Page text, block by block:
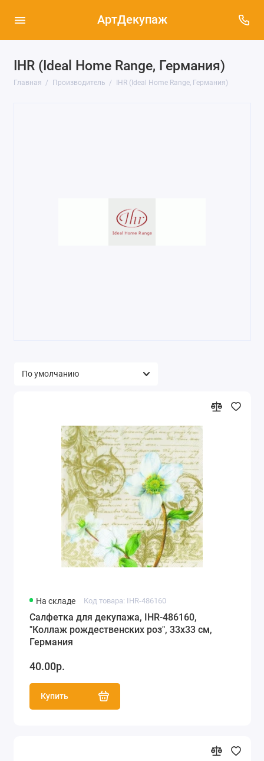
АртДекупаж
IHR (Ideal Home Range, Германия)
Главная Производитель IHR (Ideal Home Range, Германия)
На складе Код товара: IHR-486160
Салфетка для декупажа, IHR-486160,
"Коллаж рождественских роз", 33х33 см,
Германия
40.00р.
Купить